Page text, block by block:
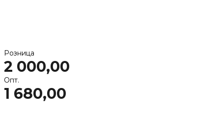
Розница
2 000,00
Опт.
1 680,00